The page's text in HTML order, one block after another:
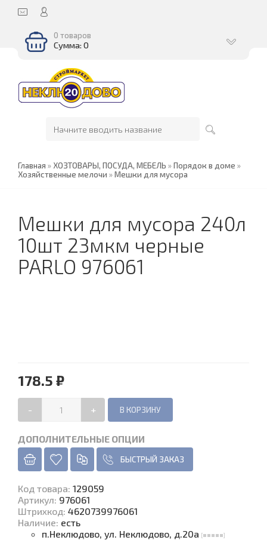
0 товаров
Сумма: 0
Главная » ХОЗТОВАРЫ, ПОСУДА, МЕБЕЛЬ »Порядок в доме »
Хозяйственные мелочи »Мешки для мусора
Мешки для мусора 240л
10шт 23мкм черные
PARLO 976061
178.5 ₽
- +
ДОПОЛНИТЕЛЬНЫЕ ОПЦИИ
БЫСТРЫЙ ЗАКАЗ
Код товара: 129059
Артикул: 976061
Штрихкод: 4620739976061
Наличие: есть
п.Неклюдово, ул. Неклюдово, д.20а